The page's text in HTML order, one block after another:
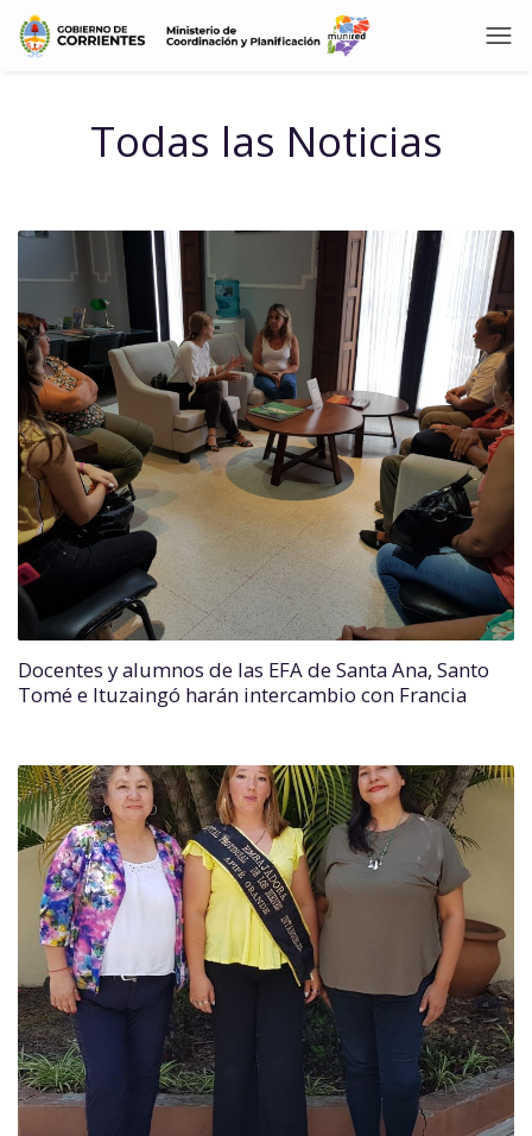
Todas las Noticias
Docentes y alumnos de las EFA de Santa Ana, Santo
Tomé e Ituzaingó harán intercambio con Francia